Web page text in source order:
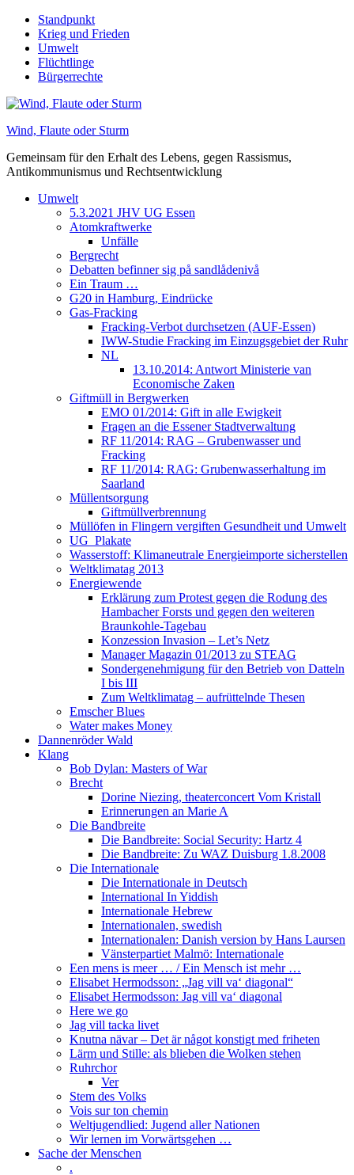
Skip
content
Standpunkt
Krieg und Frieden
Umwelt
Flüchtlinge
Bürgerrechte
Wind, Flaute oder Sturm
Gemeinsam für den Erhalt des Lebens, gegen Rassismus,
Antikommunismus und Rechtsentwicklung
Umwelt
5.3.2021 JHV UG Essen
Atomkraftwerke
Unfälle
Bergrecht
Debatten befinner sig på sandlådenivå
Ein Traum …
G20 in Hamburg, Eindrücke
Gas-Fracking
Fracking-Verbot durchsetzen (AUF-Essen)
IWW-Studie Fracking im Einzugsgebiet der Ruhr
NL
13.10.2014: Antwort Ministerie van
Economische Zaken
Giftmüll in Bergwerken
EMO 01/2014: Gift in alle Ewigkeit
Fragen an die Essener Stadtverwaltung
RF 11/2014: RAG – Grubenwasser und
Fracking
RF 11/2014: RAG: Grubenwasserhaltung im
Saarland
Müllentsorgung
Giftmüllverbrennung
Müllöfen in Flingern vergiften Gesundheit und Umwelt
UG_Plakate
Wasserstoff: Klimaneutrale Energieimporte sicherstellen
Weltklimatag 2013
Energiewende
Erklärung zum Protest gegen die Rodung des
Hambacher Forsts und gegen den weiteren
Braunkohle-Tagebau
Konzession Invasion – Let’s Netz
Manager Magazin 01/2013 zu STEAG
Sondergenehmigung für den Betrieb von Datteln
I bis III
Zum Weltklimatag – aufrüttelnde Thesen
Emscher Blues
Water makes Money
Dannenröder Wald
Klang
Bob Dylan: Masters of War
Brecht
Dorine Niezing, theaterconcert Vom Kristall
Erinnerungen an Marie A
Die Bandbreite
Die Bandbreite: Social Security: Hartz 4
Die Bandbreite: Zu WAZ Duisburg 1.8.2008
Die Internationale
Die Internationale in Deutsch
International In Yiddish
Internationale Hebrew
Internationalen, swedish
Internationalen: Danish version by Hans Laursen
Vänsterpartiet Malmö: Internationale
Een mens is meer … / Ein Mensch ist mehr …
Elisabet Hermodsson: „Jag vill va‘ diagonal“
Elisabet Hermodsson: Jag vill va‘ diagonal
Here we go
Jag vill tacka livet
Knutna nävar – Det är något konstigt med friheten
Lärm und Stille: als blieben die Wolken stehen
Ruhrchor
Ver
Stem des Volks
Vois sur ton chemin
Weltjugendlied: Jugend aller Nationen
Wir lernen im Vorwärtsgehen …
Sache der Menschen
.